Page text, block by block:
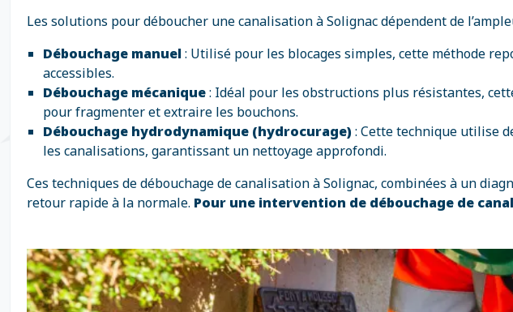
Les solutions pour déboucher une canalisation à Solignac dépendent de
Débouchage manuel: Utilisé pour les blocages simples, cette méthode
accessibles.
Débouchage mécanique: Idéal pour les obstructions plus résistantes,
pour fragmenter et extraire les bouchons.
Débouchage hydrodynamique (hydrocurage) : Cette technique utilise
les canalisations, garantissant un nettoyage approfondi.
Ces techniques de débouchage de canalisation à Solignac, combinées à un
retour rapide à la normale. Pour une intervention de débouchage de